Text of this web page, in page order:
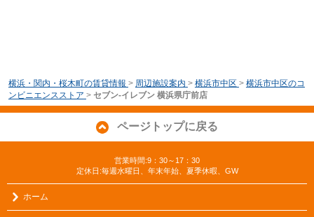
横浜・関内・桜木町の賃貸情報 > 周辺施設案内 > 横浜市中区 > 横浜市中区のコ
ンビニエンスストア > セブン‐イレブン 横浜県庁前店
ページトップに戻る
営業時間:9：30～17：30
定休日:毎週水曜日、年末年始、夏季休暇、GW
ホーム